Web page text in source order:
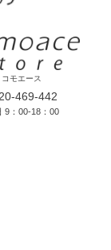
コモエース
469-442
9：00-18：00